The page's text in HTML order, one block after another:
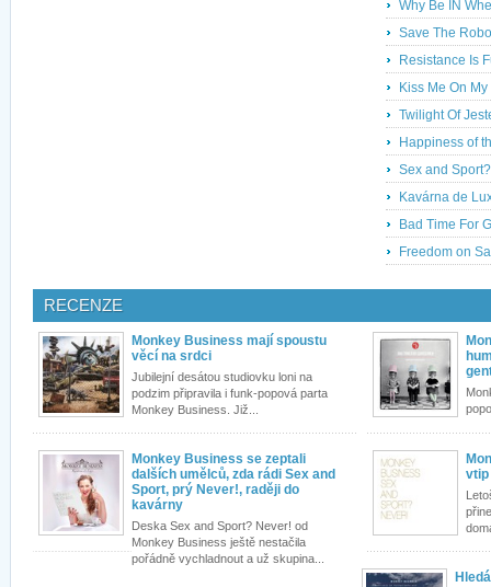
Why Be IN
Save The
Resistance Is
Kiss Me On
Twilight Of
Happiness of
Sex and
Kavárna de
Bad Time For
Freedom on
RECENZE
Monkey Business mají spoustu
věcí na srdci
Jubilejní desátou studiovku loni na
podzim připravila i funk-popová parta
Monkey Business. Již...
Monkey Business se zeptali
dalších umělců, zda rádi Sex and
Sport, prý Never!, raději do
kavárny
Deska Sex and Sport? Never! od
Monkey Business ještě nestačila
pořádně vychladnout a už skupina...
vtip